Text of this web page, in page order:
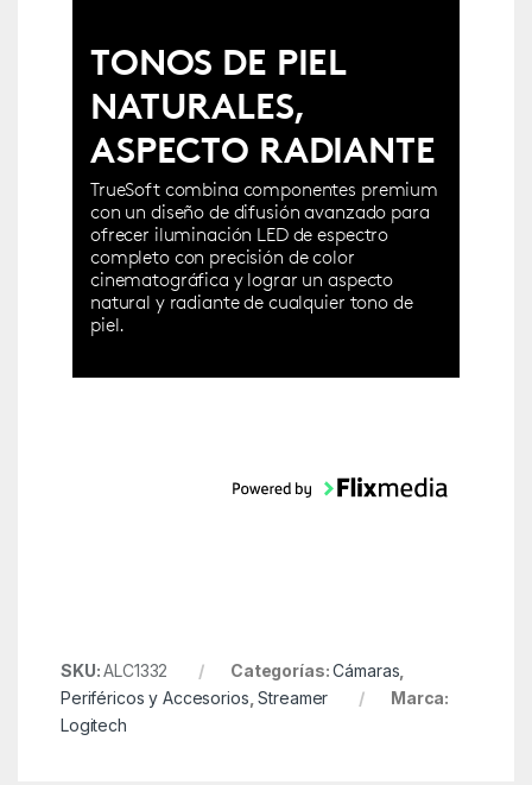
TONOS DE PIEL
NATURALES,
ASPECTO RADIANTE
TrueSoft combina componentes premium
con un diseño de difusión avanzado para
ofrecer iluminación LED de espectro
completo con precisión de color
cinematográfica y lograr un aspecto
natural y radiante de cualquier tono de
piel.
SKU:ALC1332 Categorías:Cámaras
Periféricos y Accesorios ,Streamer
Marca:
Logitech